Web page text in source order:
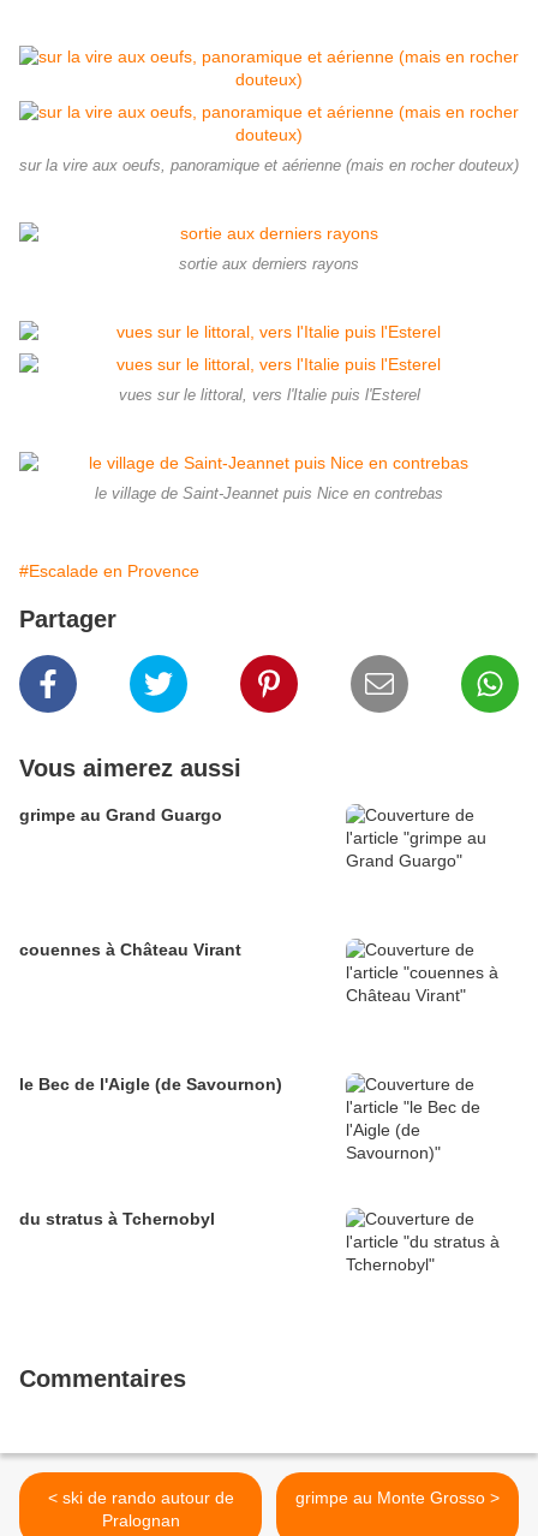
sur la vire aux oeufs, panoramique et aérienne (mais en rocher douteux)
sortie aux derniers rayons
vues sur le littoral, vers l'Italie puis l'Esterel
le village de Saint-Jeannet puis Nice en contrebas
#Escalade en Provence
Partager
Vous aimerez aussi
grimpe au Grand Guargo
couennes à Château Virant
le Bec de l'Aigle (de Savournon)
du stratus à Tchernobyl
Commentaires
< ski de rando autour de
Pralognan
grimpe au Monte Grosso >